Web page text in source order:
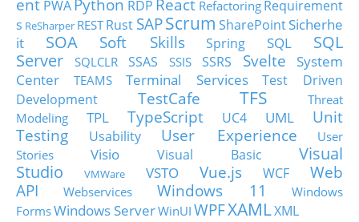
ent PWA Python RDP React Refactoring Requirement
s ReSharper RESTRust SAPScrum SharePointSicherhe
it
SOA Soft Skills Spring SQL
SQL
Server
SQLCLR SSAS SSIS SSRS Svelte
System
Center
TEAMS Terminal Services
Test Driven
Development
TestCafe TFS
Threat
Modeling
TPL TypeScript UC4 UML
Unit
Testing
Usability User Experience
User
Stories
Visio Visual Basic
Visual
Studio
VMWare VSTO Vue.js WCF
Web
API
Webservices Windows 11
Windows
FormsWindows ServerWinUI WPFXAMLXML